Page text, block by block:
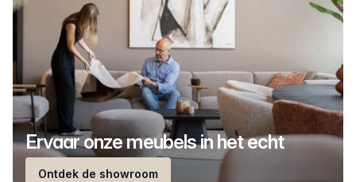
Ervaar onze meubels in het echt
Ontdek de showroom